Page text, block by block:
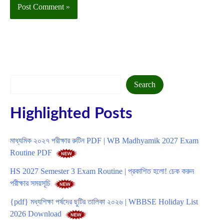
Search
Highlighted Posts
মাধ্যমিক ২০২৭ পরীক্ষার রুটিন PDF | WB Madhyamik 2027 Exam
Routine PDF
HS 2027 Semester 3 Exam Routine | প্রকাশিত হলো! চেক করুন
পরীক্ষার সময়সূচি
{pdf} মধ্যশিক্ষা পর্ষদের ছুটির তালিকা ২০২৬ | WBBSE Holiday List
2026 Download